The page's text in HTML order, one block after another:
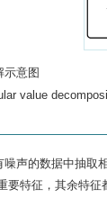
示意图
value
噪声的数据中抽取
要特征，其余特征